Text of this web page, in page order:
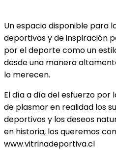
Un espacio disponible para
deportivas y de inspiración
por el deporte como un
desde una manera
lo merecen.
El día a día del esfuerzo por
de plasmar en realidad los
deportivos y los deseos
en historia, los queremos
www.vitrinadeportiva.cl